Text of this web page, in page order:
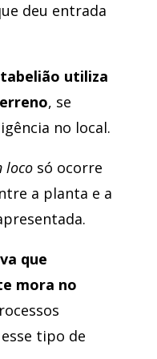
deu entrada
utiliza
, se
no local.
locosó ocorre
a planta e a
que
mora no
tipo de